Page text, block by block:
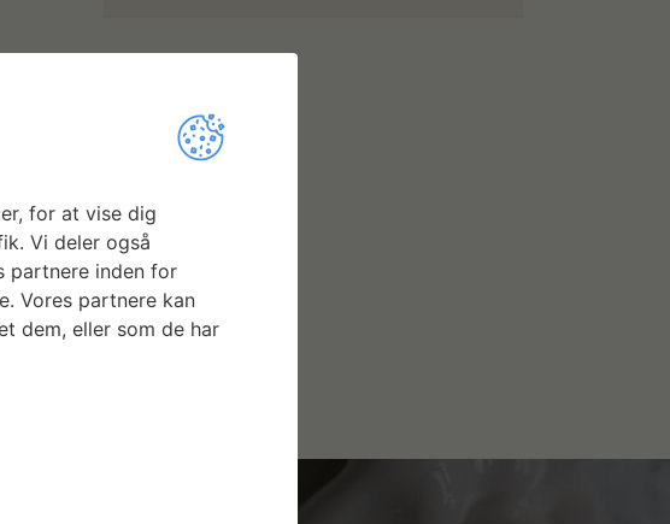
for at vise dig
Vi deler også
partnere inden for
Vores partnere kan
dem, eller som de har